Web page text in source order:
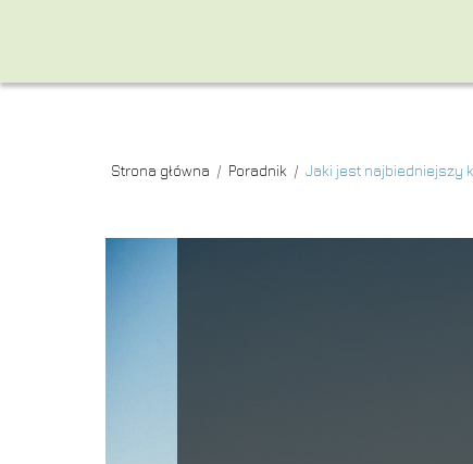
Strona główna / Poradnik / Jaki jest najbiedniejszy